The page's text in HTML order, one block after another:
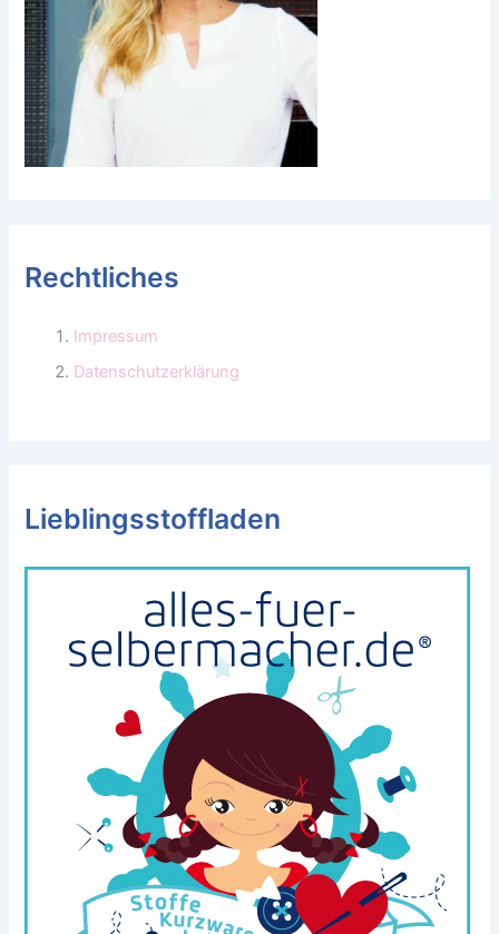
Rechtliches
Impressum
Datenschutzerklärung
Lieblingsstoffladen